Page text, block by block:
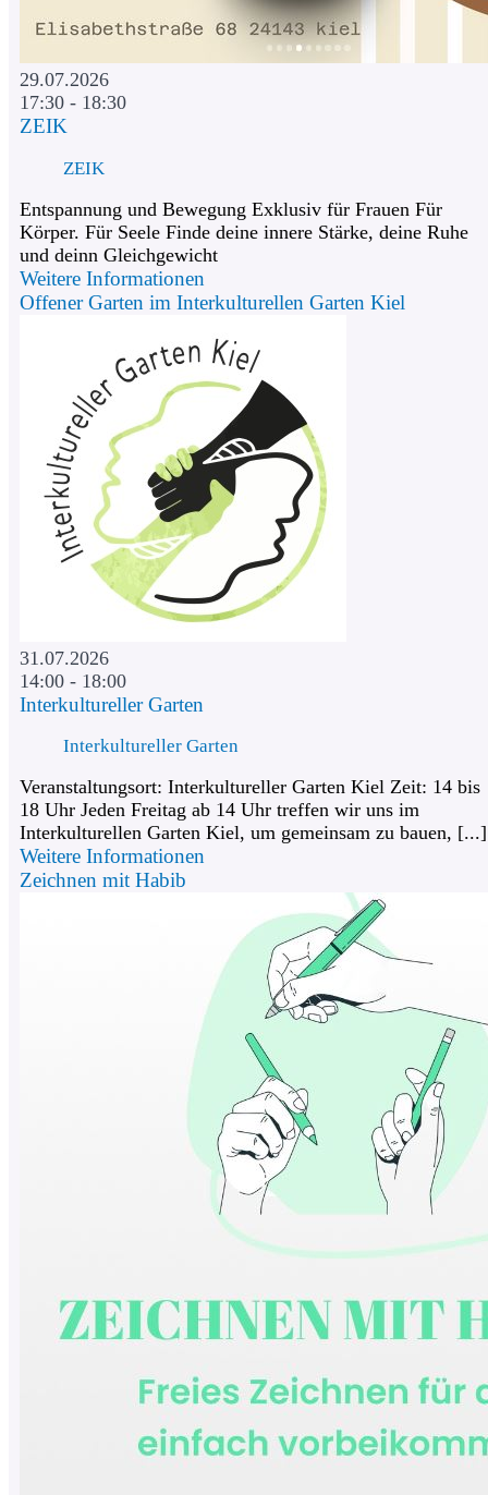
29.07.2026
17:30 - 18:30
ZEIK
ZEIK
Entspannung und Bewegung Exklusiv für Frauen Für
Körper. Für Seele Finde deine innere Stärke, deine Ruhe
und deinn Gleichgewicht
Weitere Informationen
Offener Garten im Interkulturellen Garten Kiel
31.07.2026
14:00 - 18:00
Interkultureller Garten
Interkultureller Garten
Veranstaltungsort: Interkultureller Garten Kiel Zeit: 14 bis
18 Uhr Jeden Freitag ab 14 Uhr treffen wir uns im
Interkulturellen Garten Kiel, um gemeinsam zu bauen, [...]
Weitere Informationen
Zeichnen mit Habib